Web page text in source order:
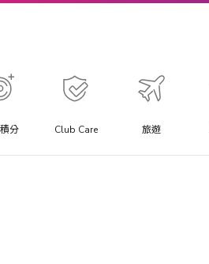
分 Club Care 旅遊